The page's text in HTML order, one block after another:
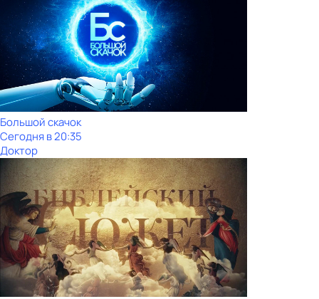
Большой скачок
Сегодня в 20:35
Доктор